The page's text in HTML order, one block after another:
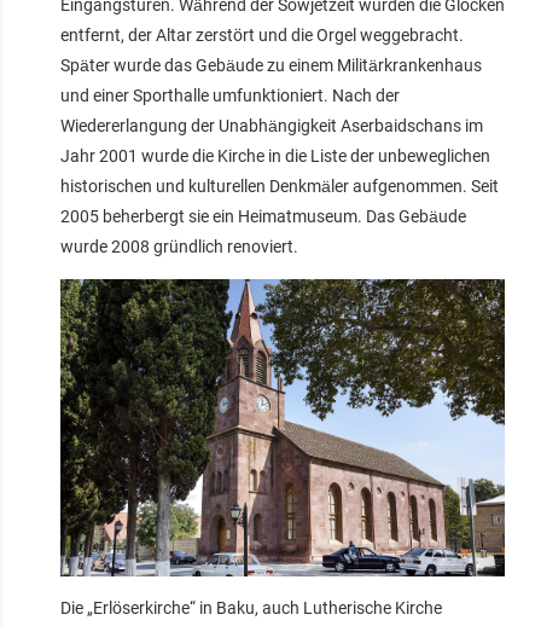
Eingangstüren. Während der Sowjetzeit wurden die Glocken
entfernt, der Altar zerstört und die Orgel weggebracht.
Später wurde das Gebäude zu einem Militärkrankenhaus
und einer Sporthalle umfunktioniert. Nach der
Wiedererlangung der Unabhängigkeit Aserbaidschans im
Jahr 2001 wurde die Kirche in die Liste der unbeweglichen
historischen und kulturellen Denkmäler aufgenommen. Seit
2005 beherbergt sie ein Heimatmuseum. Das Gebäude
wurde 2008 gründlich renoviert.
Die „Erlöserkirche“ in Baku, auch Lutherische Kirche